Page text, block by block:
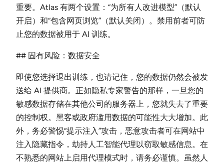
重要。Atlas 有两个设置：“为所有人改进模型”（默认
开启）和“包含网页浏览”（默认关闭）。禁用前者可防
止您的数据被用于 AI 训练。
## 固有风险：数据安全
即使您选择退出训练，也请记住，您的数据仍然会被发
送给 AI 提供商。正如隐私专家警告的那样，一旦您的
敏感数据存储在其他公司的服务器上，您就失去了重要
的控制权。黑客或政府滥用数据的可能性大大增加。此
外，务必警惕“提示注入”攻击，恶意攻击者可在网站中
注入隐藏指令，劫持人工智能代理以窃取敏感信息。在
不熟悉的网站上启用代理模式时，请务必谨慎。虽然人